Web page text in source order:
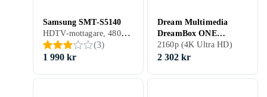
Samsung SMT-S5140
HDTV-mottagare, 480p, 576p, 720p, 1080i, 576i, Satellit (DVB-S), Satellit (DVB-S2)
(3)
1 990 kr
Dream Multimedia
DreamBox ONE
UltraHD
2160p (4K Ultra HD)
2 302 kr